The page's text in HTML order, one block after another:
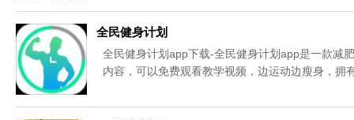
全民健身计划
全民健身计划app下载-全民健身计划app是一款减
内容，可以免费观看教学视频，边运动边瘦身，